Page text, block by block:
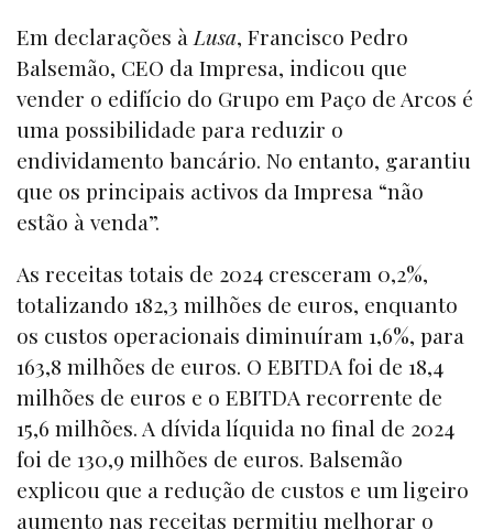
Em declarações à Lusa, Francisco Pedro
Balsemão, CEO da Impresa, indicou que
vender o edifício do Grupo em Paço de Arcos é
uma possibilidade para reduzir o
endividamento bancário. No entanto, garantiu
que os principais activos da Impresa “não
estão à venda”.
As receitas totais de 2024 cresceram 0,2%,
totalizando 182,3 milhões de euros, enquanto
os custos operacionais diminuíram 1,6%, para
163,8 milhões de euros. O EBITDA foi de 18,4
milhões de euros e o EBITDA recorrente de
15,6 milhões. A dívida líquida no final de 2024
foi de 130,9 milhões de euros. Balsemão
explicou que a redução de custos e um ligeiro
aumento nas receitas permitiu melhorar o